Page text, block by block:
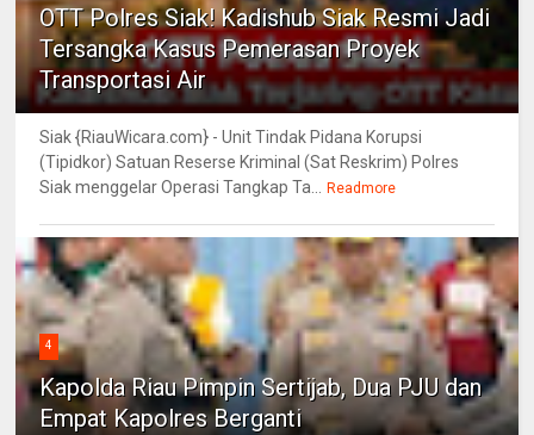
OTT Polres Siak! Kadishub Siak Resmi Jadi
Tersangka Kasus Pemerasan Proyek
Transportasi Air
Siak {RiauWicara.com} - Unit Tindak Pidana Korupsi
(Tipidkor) Satuan Reserse Kriminal (Sat Reskrim) Polres
Siak menggelar Operasi Tangkap Ta... Readmore
4
Kapolda Riau Pimpin Sertijab, Dua PJU dan
Empat Kapolres Berganti